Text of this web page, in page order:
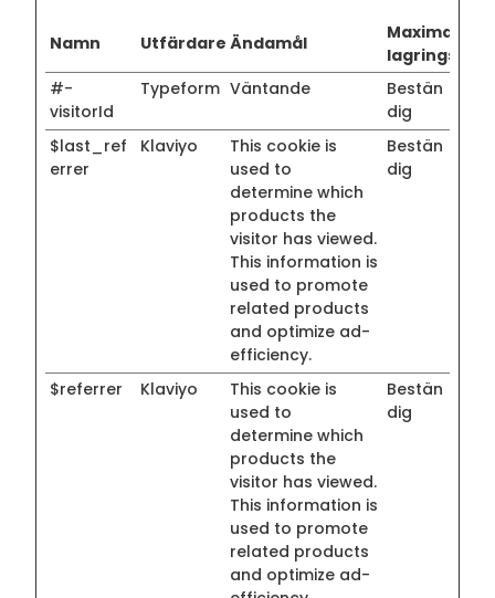
Namn Utfärdare Ändamål
Maximal
lagringstid
#-
visitorId
Typeform Väntande
Bestän
dig
$last_ref
errer
Klaviyo
This cookie is
used to
determine which
products the
visitor has viewed.
This information is
used to promote
related products
and optimize ad-
efficiency.
Bestän
dig
$referrer Klaviyo
This cookie is
used to
determine which
products the
visitor has viewed.
This information is
used to promote
related products
and optimize ad-
Bestän
dig